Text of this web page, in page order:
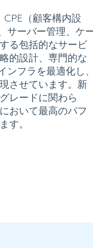
（顧客構内設
サーバー管理、ケ
る包括的なサービ
的設計、専門的な
フラを最適化し、
させています。新
レードに関わら
おいて最高のパフ
す。